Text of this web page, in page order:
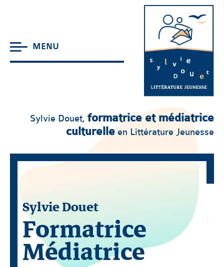
MENU
Sylvie Douet, formatrice et médiatrice
culturelle en Littérature Jeunesse
Sylvie Douet
Formatrice
Médiatrice